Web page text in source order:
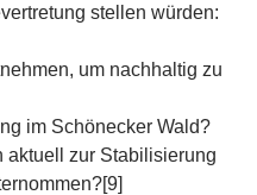
stellen würden:
um nachhaltig zu
im Schönecker Wald?
aktuell zur Stabilisierung